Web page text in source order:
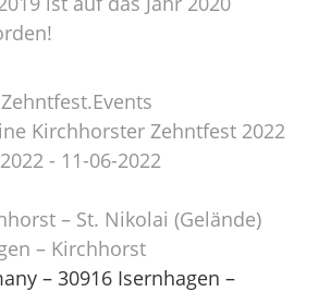
Zehntfest.Events
Kirchhorster Zehntfest 2022
- 11-06-2022
– St. Nikolai (Gelände)
– Kirchhorst
– 30916 Isernhagen –